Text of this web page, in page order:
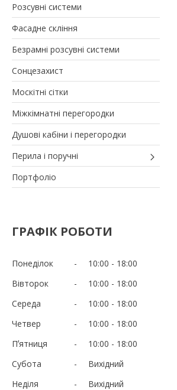
Розсувні системи
Фасадне скління
Безрамні розсувні системи
Сонцезахист
Москітні сітки
Міжкімнатні перегородки
Душові кабіни і перегородки
Перила і поручні
Портфоліо
ГРАФІК РОБОТИ
Понеділок 10:00
18:00
Вівторок
10:00
18:00
Середа
10:00
18:00
Четвер
10:00
18:00
Пʼятниця
10:00
18:00
Субота
Вихідний
Неділя
Вихідний